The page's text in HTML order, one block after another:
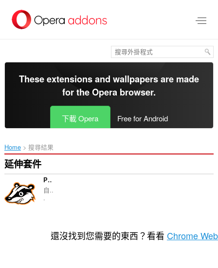
區
These extensions and wallpapers are made
for theOpera browser.
下載 Opera Free for Android
Home 搜尋結果
延伸套件
Privacy Badger
自..
.
還沒找到您需要的東西？看看 Chrome